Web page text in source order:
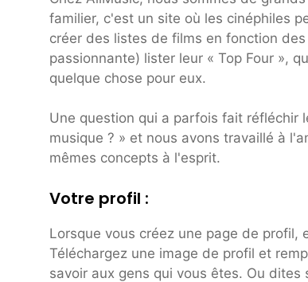
familier, c'est un site où les cinéphiles
créer des listes de films en fonction
passionnante) lister leur « Top Four »,
quelque chose pour eux.
Une question qui a parfois fait réfléchir
musique ? » et nous avons travaillé à
mêmes concepts à l'esprit.
Votre profil :
Lorsque vous créez une page de
Téléchargez une image de profil et
savoir aux gens qui vous êtes. Ou